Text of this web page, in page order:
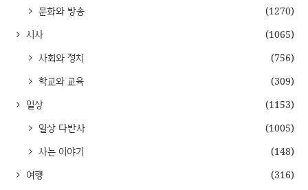
문화와 방송
(1270)
시사
(1065)
사회와 정치
(756)
학교와 교육
(309)
일상
(1153)
일상 다반사
(1005)
사는 이야기
(148)
여행
(316)